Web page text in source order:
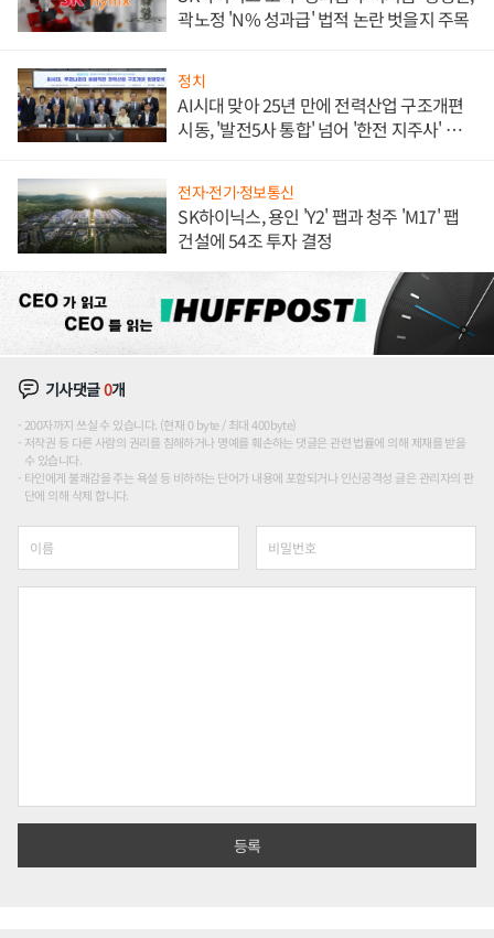
곽노정 'N% 성과급' 법적 논란 벗을지 주목
정치
AI시대 맞아 25년 만에 전력산업 구조개편
시동, '발전5사 통합' 넘어 '한전 지주사' 재편
전자·전기·정보통신
SK하이닉스, 용인 'Y2' 팹과 청주 'M17' 팹
건설에 54조 투자 결정
기사댓글0개
200자까지 쓰실 수 있습니다. (현재 0 byte / 최대 400byte)
저작권 등 다른 사람의 권리를 침해하거나 명예를 훼손하는 댓글은 관련 법률에 의해 제재를 받을
수 있습니다.
타인에게 불쾌감을 주는 욕설 등 비하하는 단어가 내용에 포함되거나 인신공격성 글은 관리자의 판
단에 의해 삭제 합니다.